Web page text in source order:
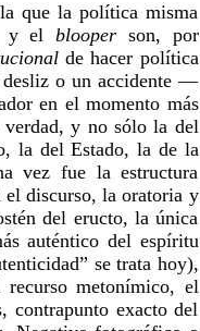
que la política misma
y elblooper son, por
de hacer política
o un accidente —
en el momento más
y no sólo la del
la del Estado, la de la
vez fue la estructura
discurso, la oratoria y
del eructo, la única
auténtico del espíritu
se trata hoy),
metonímico, el
contrapunto exacto del